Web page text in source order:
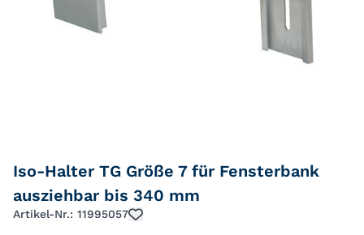
Iso-Halter TG Größe 7 für Fensterbank
ausziehbar bis 340 mm
Artikel-Nr.: 11995057